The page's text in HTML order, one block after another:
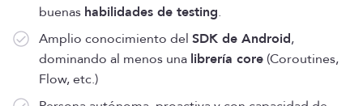
buenas habilidades de testing.
Amplio conocimiento del SDK de Android,
dominando al menos una librería core (Coroutines,
Flow, etc.)